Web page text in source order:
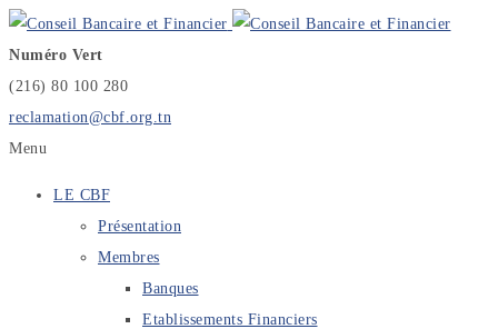
Numéro Vert
(216) 80 100 280
reclamation@cbf.org.tn
Menu
LE CBF
Présentation
Membres
Banques
Etablissements Financiers